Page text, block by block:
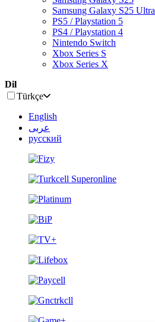
Samsung Galaxy S25 Ultra
PS5 / Playstation 5
PS4 / Playstation 4
Nintendo Switch
Xbox Series S
Xbox Series X
Dil
Türkçe
English
عربى
русский